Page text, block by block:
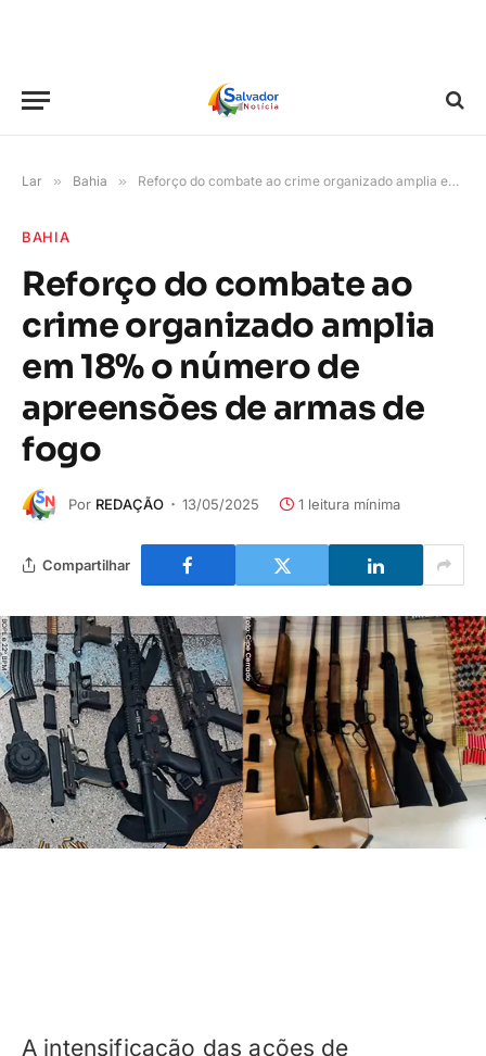
Lar » Bahia » Reforço do combate ao crime organizado amplia em 18% o número de apreensões de armas de fogo
BAHIA
Reforço do combate ao
crime organizado amplia
em 18% o número de
apreensões de armas de
fogo
Por REDAÇÃO 13/05/2025 1 leitura mínima
Compartilhar
A intensificação das ações de